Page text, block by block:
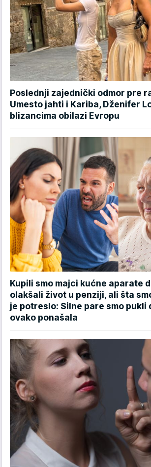
Poslednji zajednički odmor pre
Umesto jahti i Kariba, Dženifer
blizancima obilazi Evropu
Kupili smo majci kućne aparate
olakšali život u penziji, ali šta
je potreslo: Silne pare smo pukli
ovako ponašala